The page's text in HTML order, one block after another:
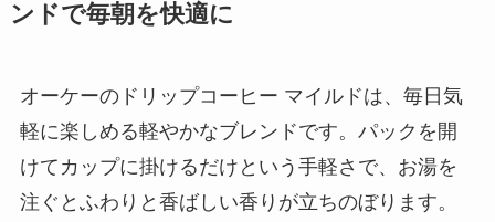
ンドで毎朝を快適に
オーケーのドリップコーヒー マイルドは、毎日気
軽に楽しめる軽やかなブレンドです。パックを開
けてカップに掛けるだけという手軽さで、お湯を
注ぐとふわりと香ばしい香りが立ちのぼります。